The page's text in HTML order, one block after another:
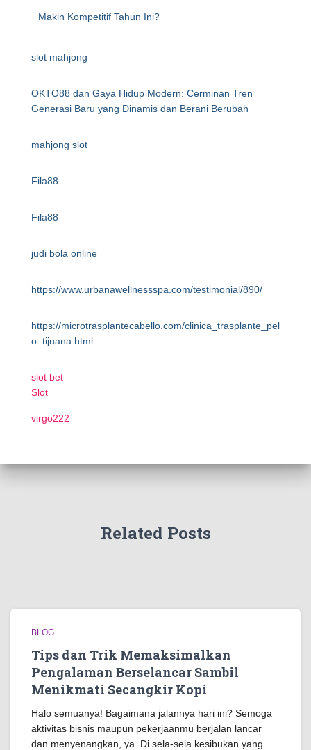
Makin Kompetitif Tahun Ini?
slot mahjong
OKTO88 dan Gaya Hidup Modern: Cerminan Tren
Generasi Baru yang Dinamis dan Berani Berubah
mahjong slot
Fila88
Fila88
judi bola online
https://www.urbanawellnessspa.com/testimonial/890/
https://microtrasplantecabello.com/clinica_trasplante_pel
o_tijuana.html
slot bet
Slot
virgo222
Related Posts
BLOG
Tips dan Trik Memaksimalkan
Pengalaman Berselancar Sambil
Menikmati Secangkir Kopi
Halo semuanya! Bagaimana jalannya hari ini? Semoga
aktivitas bisnis maupun pekerjaanmu berjalan lancar
dan menyenangkan, ya. Di sela-sela kesibukan yang